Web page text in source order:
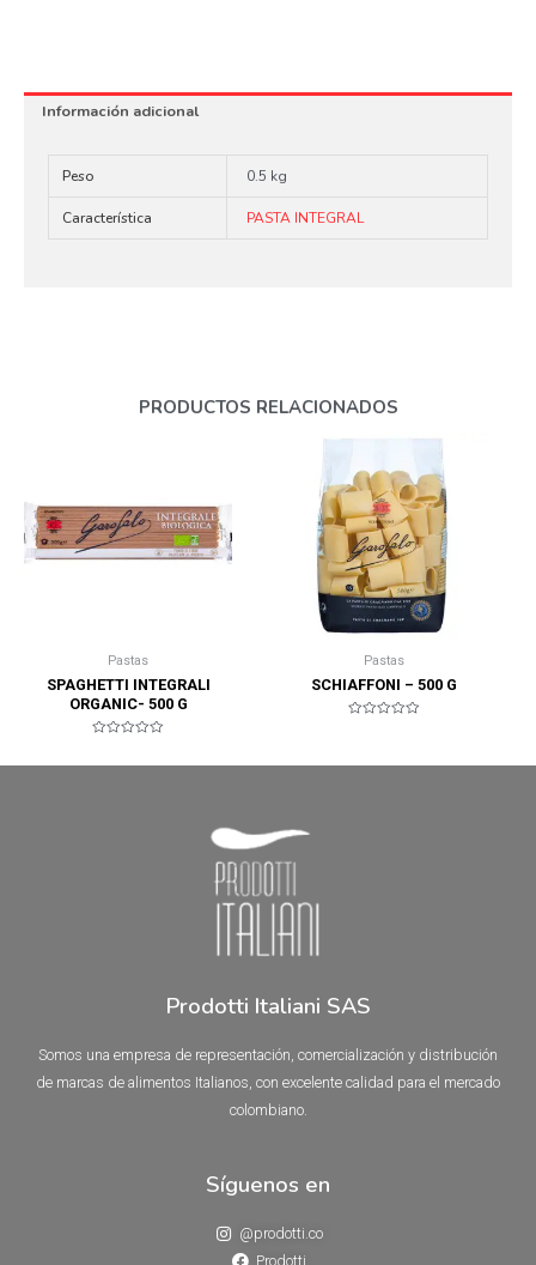
PRODUCTOS RELACIONADOS
Pastas
SPAGHETTI INTEGRALI
ORGANIC- 500 G
Pastas
SCHIAFFONI – 500 G
de
Información adicional
Peso 0.5 kg
Característica PASTA INTEGRAL
Prodotti Italiani SAS
Somos una empresa de representación, comercialización y distribución
de marcas de alimentos Italianos, con excelente calidad para el mercado
colombiano.
Síguenos en
@prodotti.co
Prodotti